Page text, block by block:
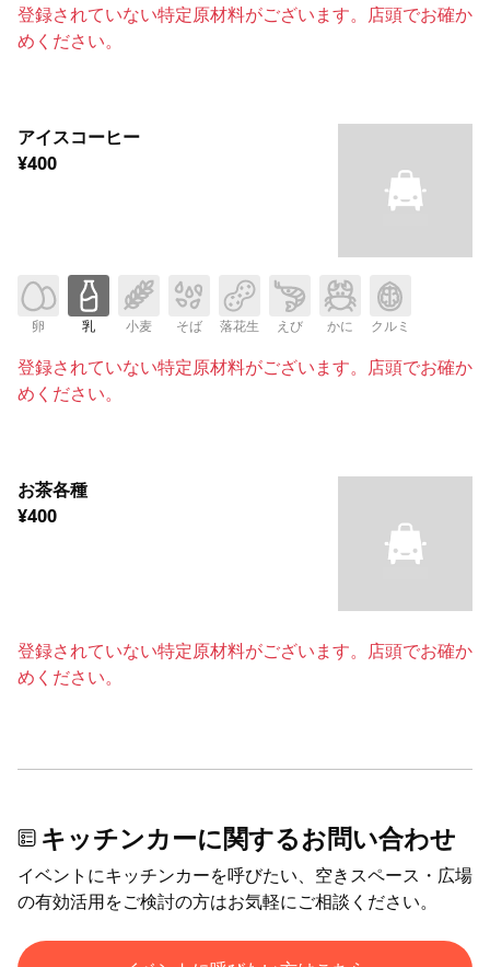
登録されていない特定原材料がございます。店頭でお確か
めください。
アイスコーヒー
¥400
卵 乳 小麦 そば 落花生 えび かに クルミ
登録されていない特定原材料がございます。店頭でお確か
めください。
お茶各種
¥400
登録されていない特定原材料がございます。店頭でお確か
めください。
キッチンカーに関するお問い合わせ
イベントにキッチンカーを呼びたい、空きスペース・広場
の有効活用をご検討の方はお気軽にご相談ください。